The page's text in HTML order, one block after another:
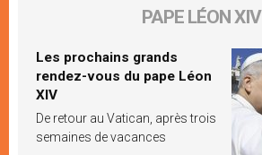
PAPE LÉON XIV
Les prochains grands
rendez-vous du pape Léon
XIV
De retour au Vatican, après trois
semaines de vacances